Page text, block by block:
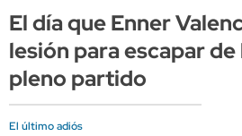
El día que Enner
lesión para escapar de
pleno partido
El último adiós